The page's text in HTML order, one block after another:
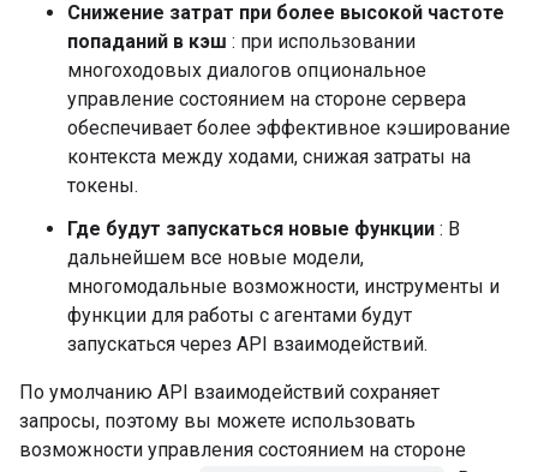
Снижение затрат при более высокой частоте
попаданий в кэш : при использовании
многоходовых диалогов опциональное
управление состоянием на стороне сервера
обеспечивает более эффективное кэширование
контекста между ходами, снижая затраты на
токены.
Где будут запускаться новые функции : В
дальнейшем все новые модели,
многомодальные возможности, инструменты и
функции для работы с агентами будут
запускаться через API взаимодействий.
По умолчанию API взаимодействий сохраняет
запросы, поэтому вы можете использовать
возможности управления состоянием на стороне